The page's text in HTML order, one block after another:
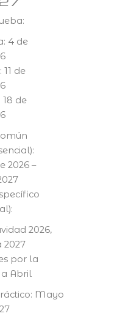
4 de
de
de
2026 –
2026,
2027
por la
a Abril
Mayo